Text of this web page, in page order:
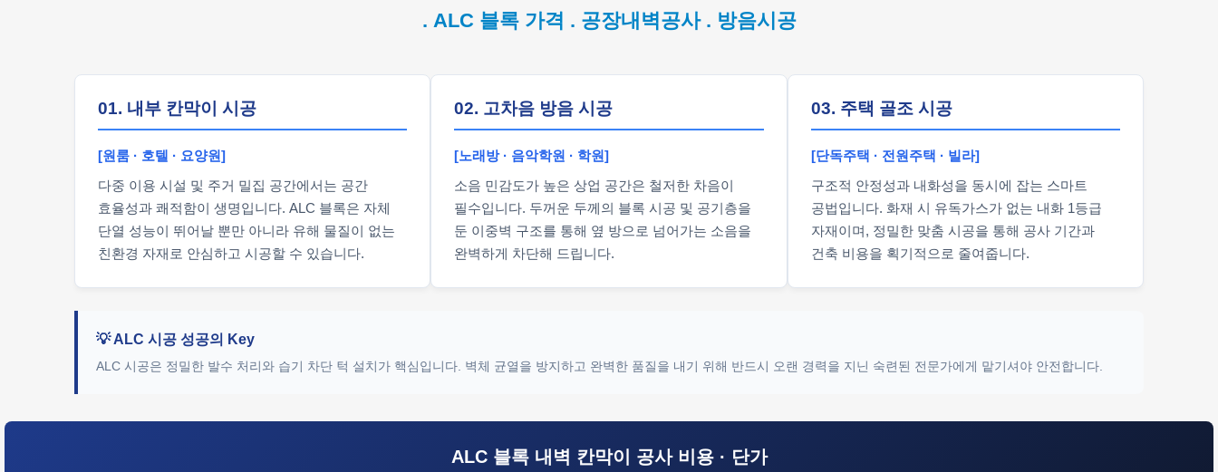
. ALC 블록 가격 . 공장내벽공사 . 방음시공
01. 내부 칸막이 시공
[원룸 · 호텔 · 요양원]
다중 이용 시설 및 주거 밀집 공간에서는 공간
효율성과 쾌적함이 생명입니다. ALC 블록은 자체
단열 성능이 뛰어날 뿐만 아니라 유해 물질이 없는
친환경 자재로 안심하고 시공할 수 있습니다.
02. 고차음 방음 시공
[노래방 · 음악학원 · 학원]
소음 민감도가 높은 상업 공간은 철저한 차음이
필수입니다. 두꺼운 두께의 블록 시공 및 공기층을
둔 이중벽 구조를 통해 옆 방으로 넘어가는 소음을
완벽하게 차단해 드립니다.
03. 주택 골조 시공
[단독주택 · 전원주택 · 빌라]
구조적 안정성과 내화성을 동시에 잡는 스마트
공법입니다. 화재 시 유독가스가 없는 내화 1등급
자재이며, 정밀한 맞춤 시공을 통해 공사 기간과
건축 비용을 획기적으로 줄여줍니다.
💡 ALC 시공 성공의 Key
ALC 시공은 정밀한 발수 처리와 습기 차단 턱 설치가 핵심입니다. 벽체 균열을 방지하고 완벽한 품질을 내기 위해 반드시 오랜 경력을 지닌 숙련된 전문가에게 맡기셔야 안전합니다.
ALC 블록 내벽 칸막이 공사 비용 · 단가